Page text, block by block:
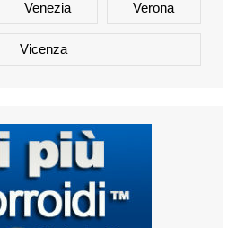
Venezia Verona
Vicenza